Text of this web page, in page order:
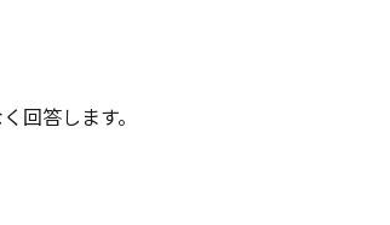
回答します。